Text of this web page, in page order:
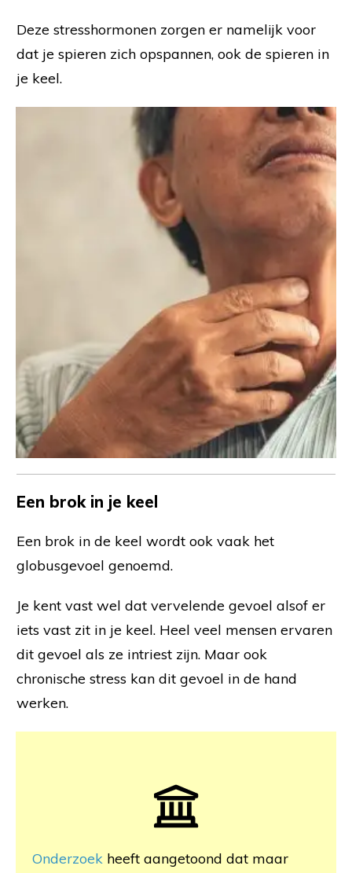
Deze stresshormonen zorgen er namelijk voor
dat je spieren zich opspannen, ook de spieren in
je keel.
Een brok in je keel
Een brok in de keel wordt ook vaak het
globusgevoel genoemd.
Je kent vast wel dat vervelende gevoel alsof er
iets vast zit in je keel. Heel veel mensen ervaren
dit gevoel als ze intriest zijn. Maar ook
chronische stress kan dit gevoel in de hand
werken.
Onderzoek heeft aangetoond dat maar